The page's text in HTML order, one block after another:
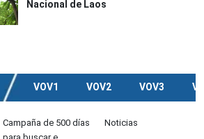
Nacional de Laos
VOV1 VOV2 VOV3
Campaña de 500 días
Noticias